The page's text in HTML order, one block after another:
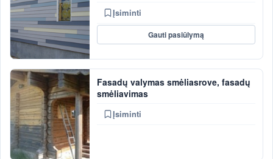
Įsiminti
Gauti pasiūlymą
Fasadų valymas smėliasrove, fasadų
smėliavimas
Įsiminti